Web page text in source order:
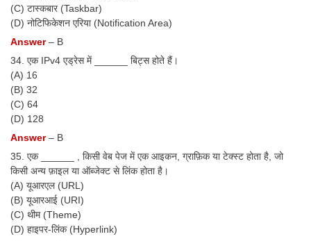
(C) टास्कबार (Taskbar)
(D) नोटिफिकेशन एरिया (Notification Area)
Answer– B
34. एक IPv4 एड्रेस में ______ बिट्स होते हैं।
(A) 16
(B) 32
(C) 64
(D) 128
Answer– B
35. एक ______ , किसी वेब पेज में एक आइकन, ग्राफ़िक या टेक्स्ट होता है, जो
किसी अन्य फ़ाइल या ऑब्जेक्ट से लिंक होता है।
(A) यूआरएल (URL)
(B) यूआरआई (URI)
(C) थीम (Theme)
(D) हाइपर-लिंक (Hyperlink)